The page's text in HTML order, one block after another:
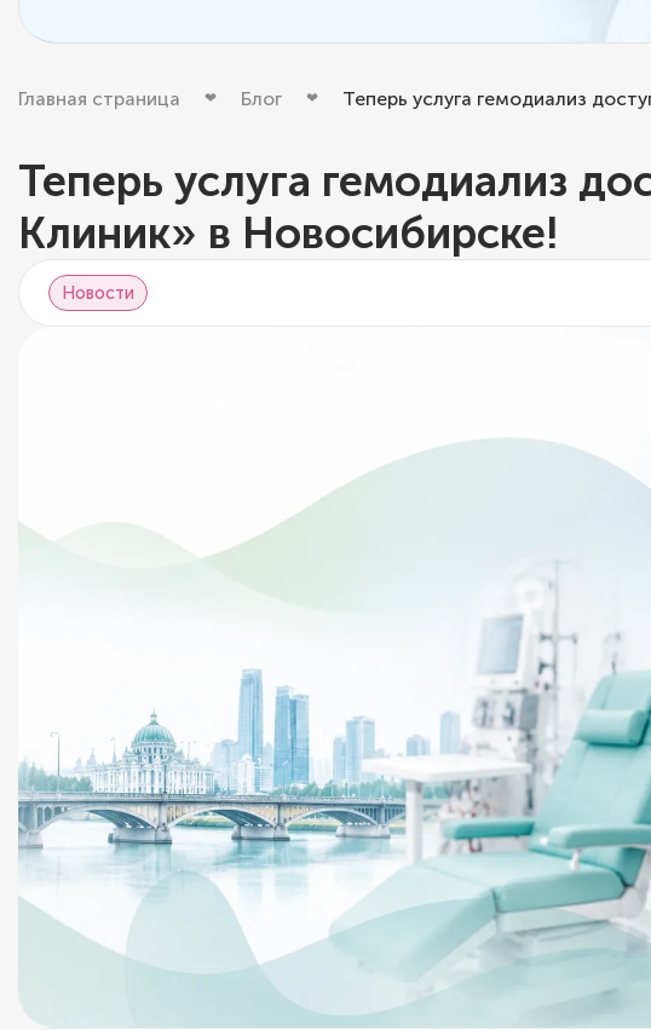
Главная страница Блог Теперь услуга гемодиализ
Теперь услуга гемодиализ
Клиник» в Новосибирске!
Новости